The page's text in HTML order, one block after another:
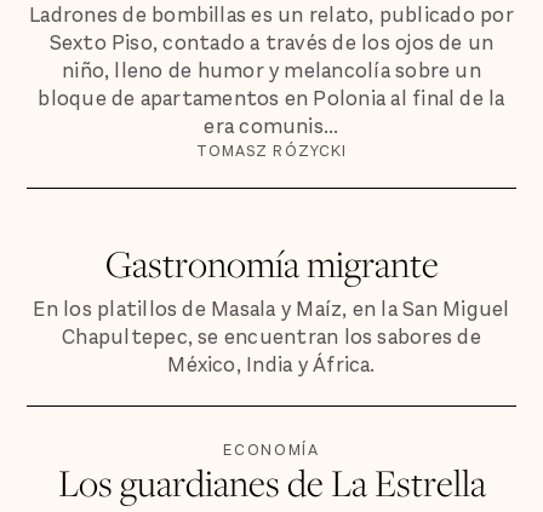
Ladrones de bombillas es un relato, publicado por
Sexto Piso, contado a través de los ojos de un
niño, lleno de humor y melancolía sobre un
bloque de apartamentos en Polonia al final de la
era comunis...
TOMASZ RÓZYCKI
Gastronomía migrante
En los platillos de Masala y Maíz, en la San Miguel
Chapultepec, se encuentran los sabores de
México, India y África.
ECONOMÍA
Los guardianes de La Estrella